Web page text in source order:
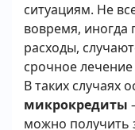
ситуациям. Не
вовремя, иногда
расходы,
срочное
В таких случаях
микрокредиты
можно получить